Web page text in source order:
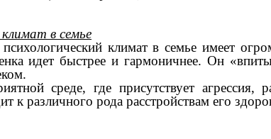
в семье
климат в семье имеет
идет быстрее и гармоничнее. Он
среде, где присутствует агрессия,
различного рода расстройствам его